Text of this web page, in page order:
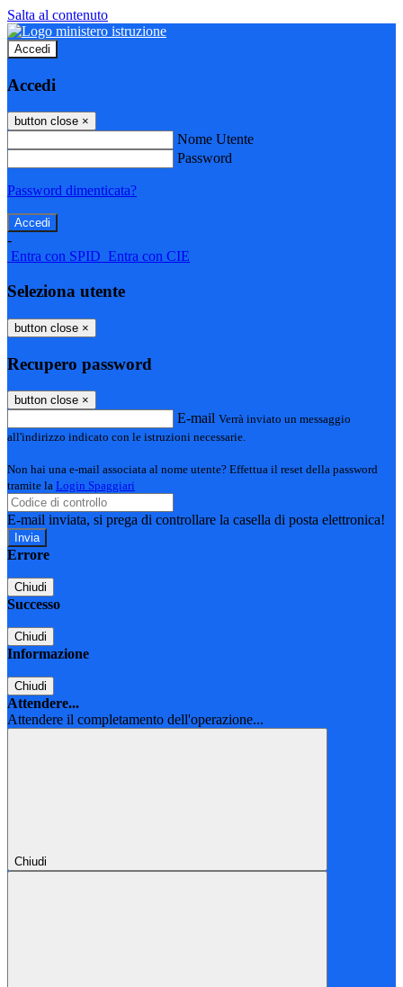
Salta al contenuto
Accedi
Accedi
button close ×
Nome Utente
Password
Password dimenticata?
-
Entra con SPID Entra con CIE
Seleziona utente
button close ×
Recupero password
button close ×
E-mail Verrà inviato un messaggio
all'indirizzo indicato con le istruzioni necessarie.
Non hai una e-mail associata al nome utente? Effettua il reset della password
tramite la Login Spaggiari
E-mail inviata, si prega di controllare la casella di posta elettronica!
Errore
Chiudi
Successo
Chiudi
Informazione
Chiudi
Attendere...
Attendere il completamento dell'operazione...
Chiudi